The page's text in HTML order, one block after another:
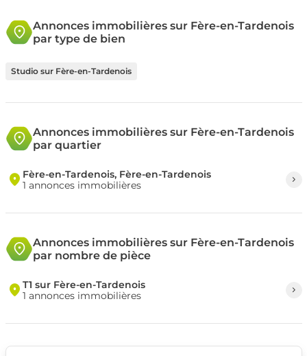
Annonces immobilières sur Fère-en-Tardenois
par type de bien
Studio sur Fère-en-Tardenois
Annonces immobilières sur Fère-en-Tardenois
par quartier
Fère-en-Tardenois, Fère-en-Tardenois
1 annonces immobilières
Annonces immobilières sur Fère-en-Tardenois
par nombre de pièce
T1 sur Fère-en-Tardenois
1 annonces immobilières